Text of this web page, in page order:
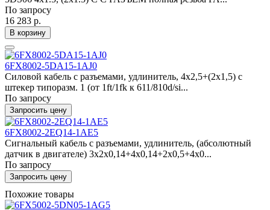
По запросу
16 283 р.
В корзину
6FX8002-5DA15-1AJ0
Силовой кабель с разъемами, удлинитель, 4x2,5+(2x1,5) c
штекер типоразм. 1 (от 1ft/1fk к 611/810d/si...
По запросу
Запросить цену
6FX8002-2EQ14-1AE5
Сигнальный кабель с разъемами, удлинитель, (абсолютный
датчик в двигателе) 3x2x0,14+4x0,14+2x0,5+4x0...
По запросу
Запросить цену
Похожие товары